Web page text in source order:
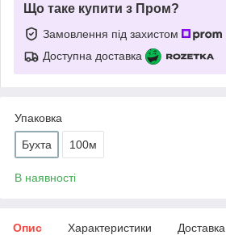
Що таке купити з Пром?
Замовлення під захистом
Доступна доставка
Упаковка
Бухта 100м
В наявності
Опис Характеристики Доставка